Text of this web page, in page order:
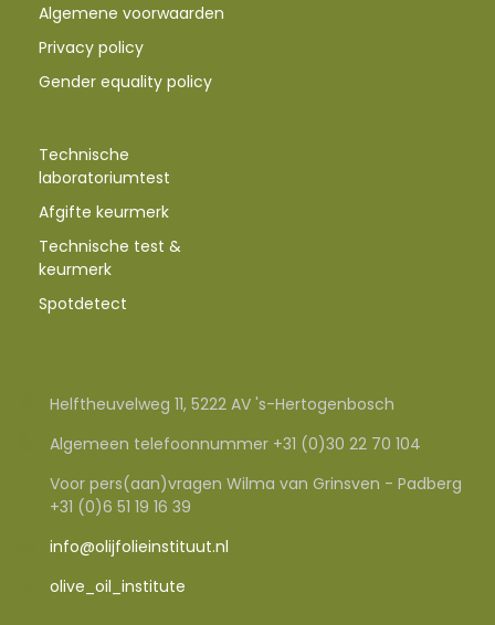
Algemene voorwaarden
Privacy policy
Gender equality policy
Technische
laboratoriumtest
Afgifte keurmerk
Technische test &
keurmerk
Spotdetect
Helftheuvelweg 11, 5222 AV 's-Hertogenbosch
Algemeen telefoonnummer +31 (0)30 22 70 104
Voor pers(aan)vragen Wilma van Grinsven - Padberg
+31 (0)6 51 19 16 39
info@olijfolieinstituut.nl
olive_oil_institute